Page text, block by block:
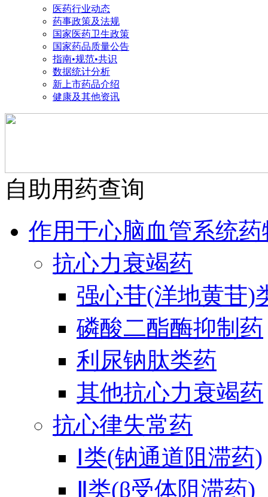
医药行业动态
药事政策及法规
国家医药卫生政策
国家药品质量公告
指南•规范•共识
数据统计分析
新上市药品介绍
健康及其他资讯
自助用药查询
作用于心脑血管系统药
抗心力衰竭药
强心苷(洋地黄苷)
磷酸二酯酶抑制药
利尿钠肽类药
其他抗心力衰竭药
抗心律失常药
Ⅰ类(钠通道阻滞药)
Ⅱ类(β受体阻滞药)